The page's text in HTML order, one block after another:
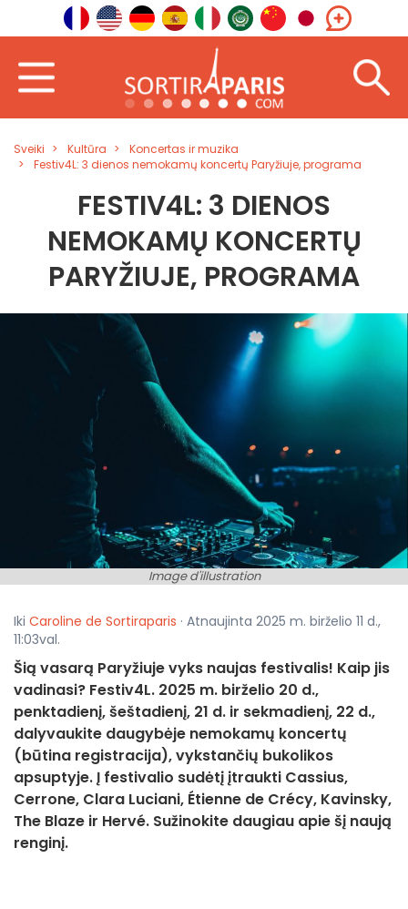
Sveiki Kultūra
Koncertas ir muzika
Festiv4L: 3 dienos nemokamų koncertų Paryžiuje, programa
FESTIV4L: 3 DIENOS
NEMOKAMŲ KONCERTŲ
PARYŽIUJE, PROGRAMA
Image d'illustration
Iki Caroline de Sortiraparis · Atnaujinta 2025 m. birželio 11 d.,
11:03val.
Šią vasarą Paryžiuje vyks naujas festivalis! Kaip jis
vadinasi? Festiv4L. 2025 m. birželio 20 d.,
penktadienį, šeštadienį, 21 d. ir sekmadienį, 22 d.,
dalyvaukite daugybėje nemokamų koncertų
(būtina registracija), vykstančių bukolikos
apsuptyje. Į festivalio sudėtį įtraukti Cassius,
Cerrone, Clara Luciani, Étienne de Crécy, Kavinsky,
The Blaze ir Hervé. Sužinokite daugiau apie šį naują
renginį.